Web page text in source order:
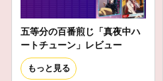
五等分の百番煎じ「真夜中ハ
ートチューン」レビュー
もっと見る